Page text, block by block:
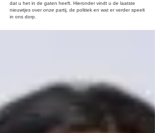
dat u het in de gaten heeft. Hieronder vindt u de laatste
nieuwtjes over onze partij, de politiek en wat er verder speelt
in ons dorp.